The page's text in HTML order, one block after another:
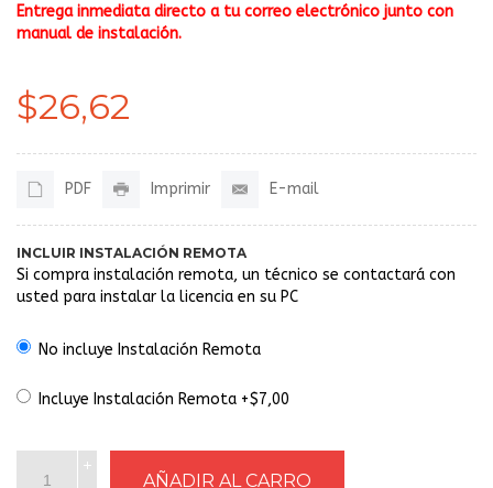
Entrega inmediata directo a tu correo electrónico junto con
manual de instalación.
$26,62
PDF Imprimir E-mail
INCLUIR INSTALACIÓN REMOTA
Si compra instalación remota, un técnico se contactará con
usted para instalar la licencia en su PC
No incluye Instalación Remota
Incluye Instalación Remota +$7,00